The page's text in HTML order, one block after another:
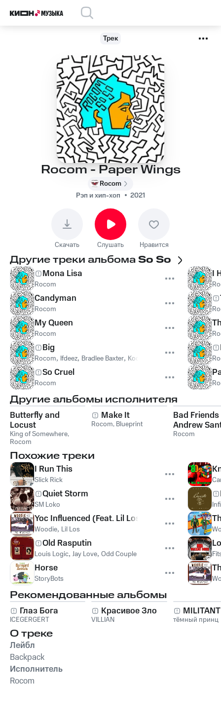
Трек
Rocom - Paper Wings
Rocom
Рэп и хип-хоп
2021
Скачать Слушать Нравится
Другие треки альбомаSo So
Mona Lisa
Rocom
Candyman
Rocom
My Queen
Rocom
Big
Rocom, Ifdeez, Bradlee Baxter, Kool Lips From The Palm Tree
So Cruel
Rocom
I
Другие альбомы исполнителя
Butterfly and
Locust
King of Somewhere,
Rocom
Make It
Rocom, Blueprint
Bad
Andrew
and Bobby
Rocom
Похожие треки
I Run This
Slick Rick
Quiet Storm
SM Loko
Yoc Influenced (Feat. Lil Los)
Woodie, Lil Los
Old Rasputin
Louis Logic, Jay Love, Odd Couple
Horse
StoryBots
Рекомендованные альбомы
Глаз Бога
ICEGERGERT
Красивое Зло
VILLIAN тёмный принц
О треке
Лейбл
Backpack
Исполнитель
Rocom